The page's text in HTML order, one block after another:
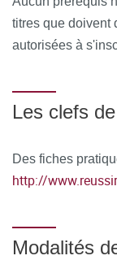
titres que doivent
autorisées à
Les clefs
Des fiches
http://
Modalités